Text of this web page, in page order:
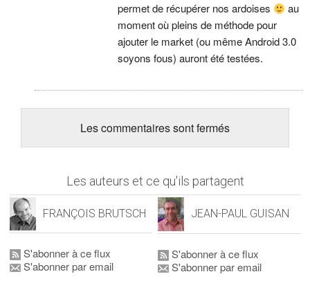
permet de récupérer nos ardoises
au
moment où pleins de méthode pour
ajouter le market (ou même Android 3.0
soyons fous) auront été testées.
Les commentaires sont fermés
Les auteurs et ce qu'ils partagent
FRANÇOIS BRUTSCH
S'abonner à ce flux
S'abonner par email
JEAN-PAUL GUISAN
S'abonner à ce flux
S'abonner par email